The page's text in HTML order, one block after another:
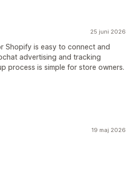
25 juni 2026
Shopify is easy to connect and
advertising and tracking
process is simple for store owners.
19 maj 2026